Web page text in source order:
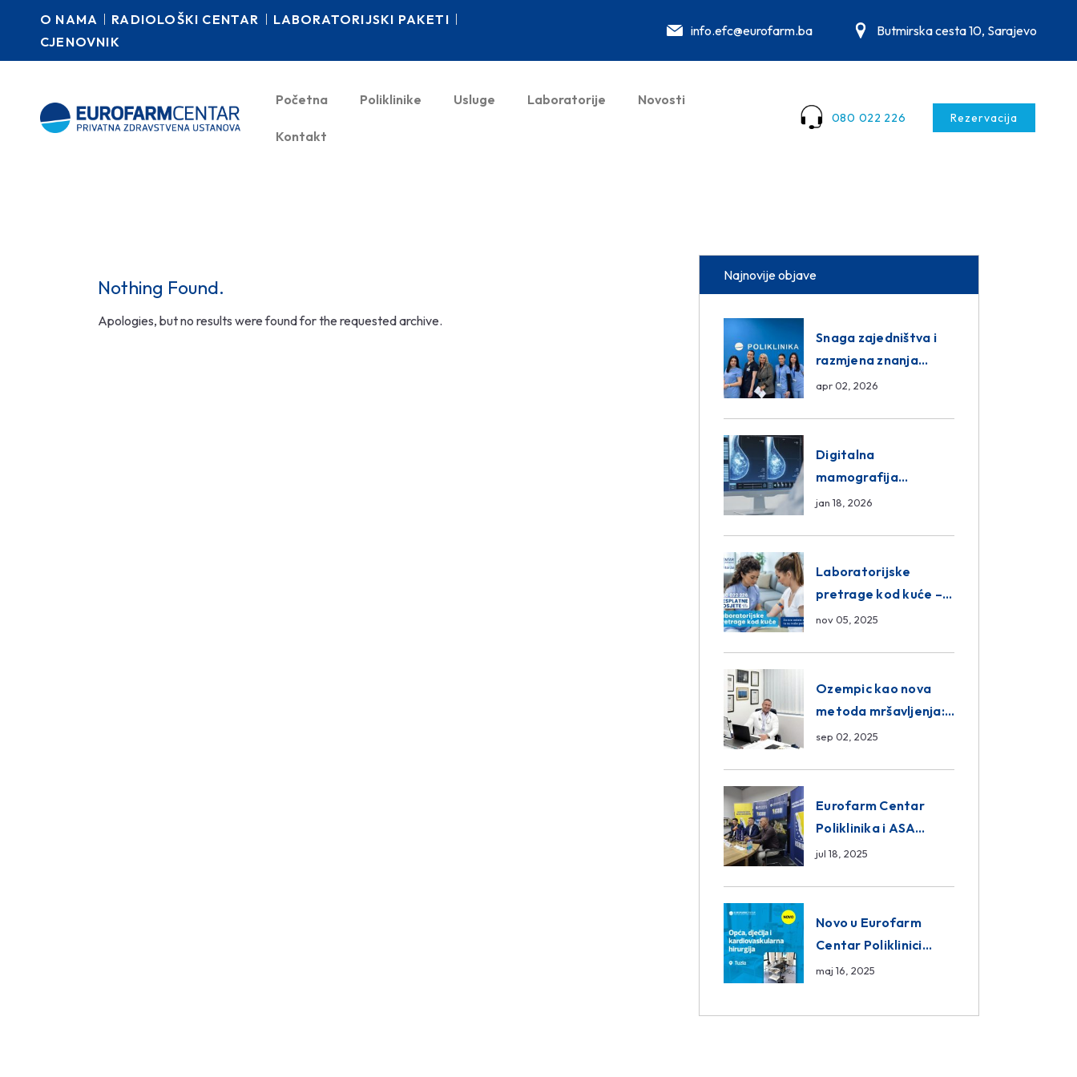
O NAMA RADIOLOŠKI CENTAR
LABORATORIJSKI PAKETI
CJENOVNIK
info.efc@eurofarm.ba Butmirska cesta 10, Sarajevo
Početna Poliklinike Usluge Laboratorije Novosti
Kontakt
080 022 226 Rezervacija
Nothing Found.
Apologies, but no results were found for the requested archive.
Najnovije objave
Snaga zajedništva i
razmjena znanja
unutar ASA Medical
apr 02, 2026
Digitalna
mamografija
Sarajevo – Pregled
jan 18, 2026
Laboratorijske
pretrage kod kuće –
novo u Eurofam
nov 05, 2025
Ozempic kao nova
metoda mršavljenja:
da ili ne?
sep 02, 2025
Eurofarm Centar
Poliklinika i ASA
CENTRAL osiguranje
BiH
jul 18, 2025
Novo u Eurofarm
Centar Poliklinici
Tuzla – opća, dječija i
hirurgija
maj 16, 2025